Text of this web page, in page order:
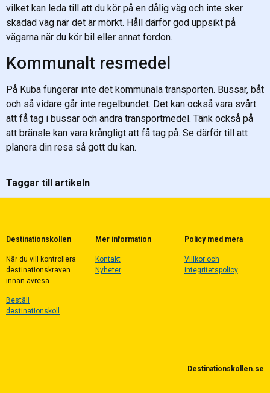
vilket kan leda till att du kör på en dålig väg och inte sker
skadad väg när det är mörkt. Håll därför god uppsikt på
vägarna när du kör bil eller annat fordon.
Kommunalt resmedel
På Kuba fungerar inte det kommunala transporten. Bussar, båt
och så vidare går inte regelbundet. Det kan också vara svårt
att få tag i bussar och andra transportmedel. Tänk också på
att bränsle kan vara krångligt att få tag på. Se därför till att
planera din resa så gott du kan.
Taggar till artikeln
Destinationskollen
När du vill kontrollera
destinationskraven
innan avresa.
Beställ
destinationskoll
Mer information
Kontakt
Nyheter
Policy med mera
Villkor och
integritetspolicy
Destinationskollen.se